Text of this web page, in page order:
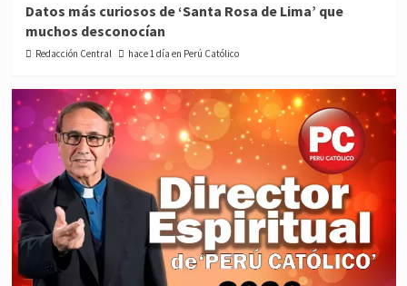
Datos más curiosos de ‘Santa Rosa de Lima’ que
muchos desconocían
Redacción Central hace 1 día en Perú Católico